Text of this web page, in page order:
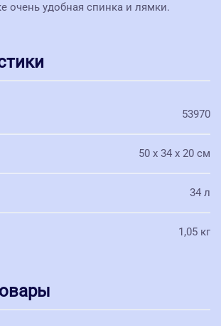
очень удобная спинка и лямки.
53970
50 x 34 x 20 см
34 л
1,05 кг